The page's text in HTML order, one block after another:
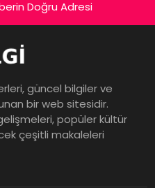
Doğru Adresi
güncel bilgiler ve
bir web sitesidir.
popüler kültür
çeşitli makaleleri